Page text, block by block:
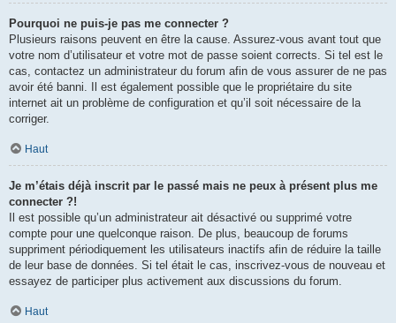
Pourquoi ne puis-je pas me connecter ?
Plusieurs raisons peuvent en être la cause. Assurez-vous avant tout que
votre nom d’utilisateur et votre mot de passe soient corrects. Si tel est le
cas, contactez un administrateur du forum afin de vous assurer de ne pas
avoir été banni. Il est également possible que le propriétaire du site
internet ait un problème de configuration et qu’il soit nécessaire de la
corriger.
Haut
Je m’étais déjà inscrit par le passé mais ne peux à présent plus me
connecter ?!
Il est possible qu’un administrateur ait désactivé ou supprimé votre
compte pour une quelconque raison. De plus, beaucoup de forums
suppriment périodiquement les utilisateurs inactifs afin de réduire la taille
de leur base de données. Si tel était le cas, inscrivez-vous de nouveau et
essayez de participer plus activement aux discussions du forum.
Haut